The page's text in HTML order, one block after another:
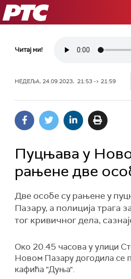
РТС
Читај ми!
НЕДЕЉА, 24.09.2023, 21:53 -> 21:59
Пуцњава у
рањене две
Две особе су рањене у
Пазару, а полиција трага
тог кривичног дела,
Око 20.45 часова у улици
Новом Пазару догодила се
кафића "Дуња".